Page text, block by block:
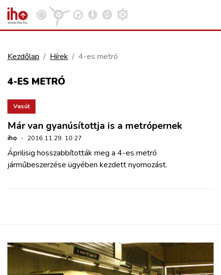
KÖZÚT
REPÜLÉS
KÖZLEKEDÉSFEJLESZTÉS
HAJÓZÁS
Kezdőlap Hírek 4-es metró
4-ES METRÓ
Vasút
Már van gyanúsítottja is a metrópernek
iho · 2016.11.29. 10:27
Áprilisig hosszabbították meg a 4-es metró
járműbeszerzése ügyében kezdett nyomozást.